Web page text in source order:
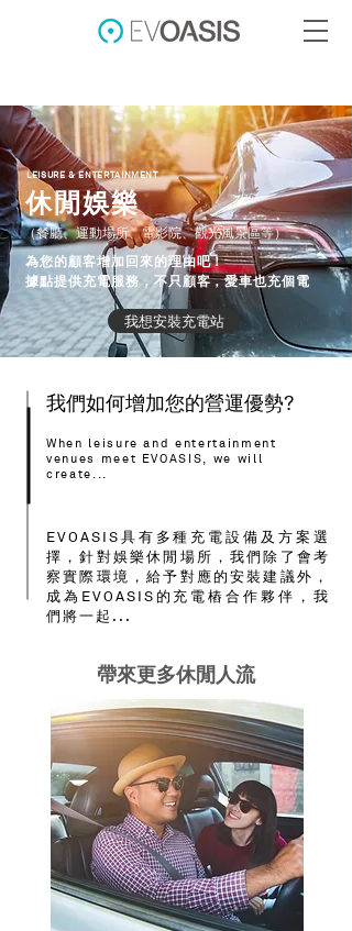
LEISURE & ENTERTAINMENT
休閒娛樂
（餐廳、運動場所、電影院、觀光風景區等）
為您的顧客增加回來的理由吧！
據點提供充電服務，不只顧客，愛車也充個電
我想安裝充電站
我們如何增加您的營運優勢?
When leisure and entertainment
venues meet EVOASIS, we will
create...
EVOASIS具有多種充電設備及方案選
擇，針對娛樂休閒場所，我們除了會考
察實際環境，給予對應的安裝建議外，
成為EVOASIS的充電樁合作夥伴，我
們將一起...
帶來更多休閒人流